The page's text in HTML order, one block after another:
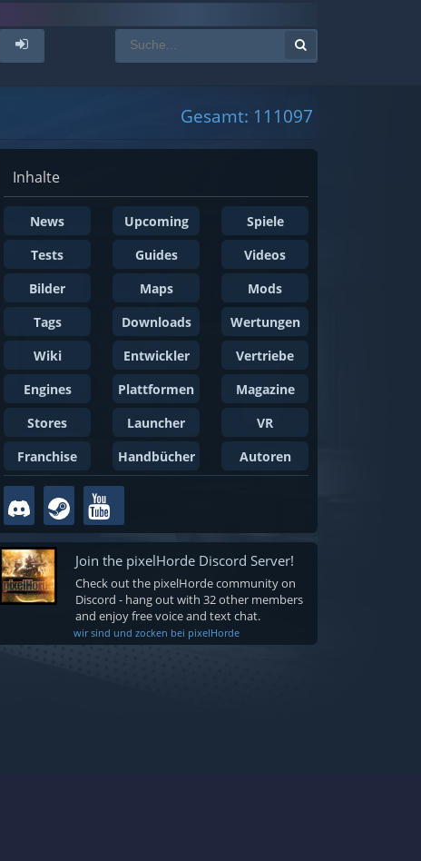
Gesamt: 111097
Inhalte
News Upcoming
Spiele
Tests
Guides
Videos
Bilder
Maps
Mods
Tags
Downloads
Wertungen
Wiki
Entwickler
Vertriebe
Engines
Plattformen
Magazine
Stores
Launcher
VR
Franchise
Handbücher Autoren
Join the pixelHorde Discord Server!
Check out the pixelHorde community on
Discord - hang out with 32 other members
and enjoy free voice and text chat.
wir sind und zocken bei pixelHorde